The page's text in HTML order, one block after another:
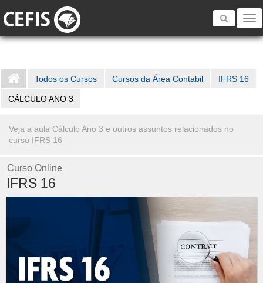
Toggle
Todos os Cursos Cursos da Área Contabil IFRS 16
CÁLCULO ANO 3
Veja a aula Cálculo Ano 3 e outros assuntos relacionados no
curso IFRS 16
Curso Online
IFRS 16